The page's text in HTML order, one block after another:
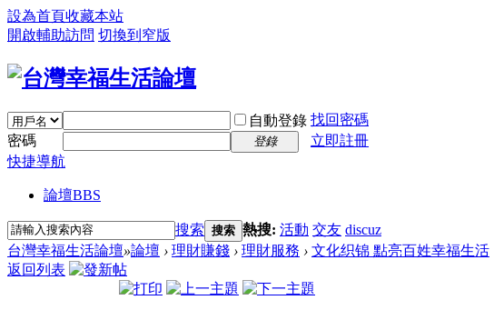
設為首頁收藏本站
開啟輔助訪問 切換到窄版
自動登錄 找回密碼
密碼
登錄
立即註冊
快捷導航
論壇BBS
搜索 搜索 熱搜: 活動 交友 discuz
台灣幸福生活論壇»論壇 › 理財賺錢 › 理財服務 › 文化织锦 點亮百姓幸福生活
返回列表